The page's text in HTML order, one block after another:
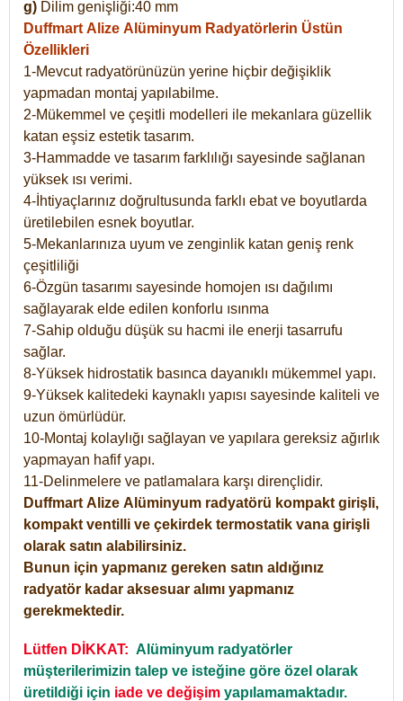
g) Dilim genişliği:40 mm
Duffmart Alize Alüminyum Radyatörlerin Üstün
Özellikleri
1-Mevcut radyatörünüzün yerine hiçbir değişiklik
yapmadan montaj yapılabilme.
2-Mükemmel ve çeşitli modelleri ile mekanlara güzellik
katan eşsiz estetik tasarım.
3-Hammadde ve tasarım farklılığı sayesinde sağlanan
yüksek ısı verimi.
4-İhtiyaçlarınız doğrultusunda farklı ebat ve boyutlarda
üretilebilen esnek boyutlar.
5-Mekanlarınıza uyum ve zenginlik katan geniş renk
çeşitliliği
6-Özgün tasarımı sayesinde homojen ısı dağılımı
sağlayarak elde edilen konforlu ısınma
7-Sahip olduğu düşük su hacmi ile enerji tasarrufu
sağlar.
8-Yüksek hidrostatik basınca dayanıklı mükemmel yapı.
9-Yüksek kalitedeki kaynaklı yapısı sayesinde kaliteli ve
uzun ömürlüdür.
10-Montaj kolaylığı sağlayan ve yapılara gereksiz ağırlık
yapmayan hafif yapı.
11-Delinmelere ve patlamalara karşı dirençlidir.
Duffmart Alize Alüminyum radyatörü kompakt girişli,
kompakt ventilli ve çekirdek termostatik vana girişli
olarak satın alabilirsiniz.
Bunun için yapmanız gereken satın aldığınız
radyatör kadar aksesuar alımı yapmanız
gerekmektedir.
Lütfen DİKKAT: Alüminyum radyatörler
müşterilerimizin talep ve isteğine göre özel olarak
üretildiği için iade ve değişim yapılamamaktadır.